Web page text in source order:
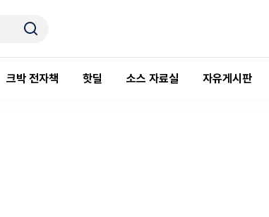
크박 전자책 핫딜 소스 자료실 자유게시판